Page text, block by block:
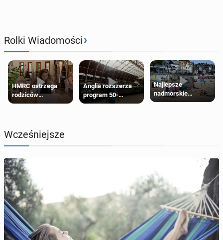
Rolki Wiadomości›
HMRC ostrzega
rodziców
pobierających Child
zwrotu zasiłku
Anglia rozszerza
program 50-
procentowych
Najlepsze
nadmorskie
miasteczko blisko
Wcześniejsze